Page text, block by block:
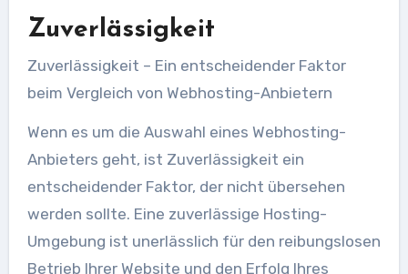
Zuverlässigkeit
Zuverlässigkeit – Ein entscheidender Faktor
beim Vergleich von Webhosting-Anbietern
Wenn es um die Auswahl eines Webhosting-
Anbieters geht, ist Zuverlässigkeit ein
entscheidender Faktor, der nicht übersehen
werden sollte. Eine zuverlässige Hosting-
Umgebung ist unerlässlich für den reibungslosen
Betrieb Ihrer Website und den Erfolg Ihres